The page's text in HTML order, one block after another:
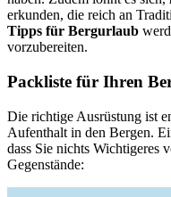
erkunden, die reich an
Tipps für Bergurlaub
vorzubereiten.
Packliste für Ihren
Die richtige Ausrüstung ist
Aufenthalt in den Bergen.
dass Sie nichts Wichtigeres
Gegenstände: